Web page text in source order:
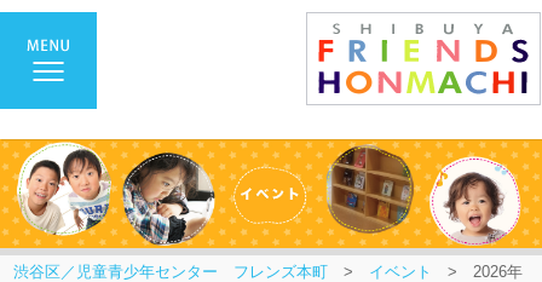
渋谷区／児童青少年センター フレンズ本町 > イベント
> 2026年